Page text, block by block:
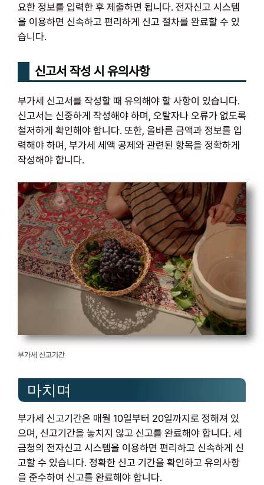
요한 정보를 입력한 후 제출하면 됩니다. 전자신고 시스템
을 이용하면 신속하고 편리하게 신고 절차를 완료할 수 있
습니다.
신고서 작성 시 유의사항
부가세 신고서를 작성할 때 유의해야 할 사항이 있습니다.
신고서는 신중하게 작성해야 하며, 오탈자나 오류가 없도록
철저하게 확인해야 합니다. 또한, 올바른 금액과 정보를 입
력해야 하며, 부가세 세액 공제와 관련된 항목을 정확하게
작성해야 합니다.
부가세 신고기간
마치며
부가세 신고기간은 매월 10일부터 20일까지로 정해져 있
으며, 신고기간을 놓치지 않고 신고를 완료해야 합니다. 세
금청의 전자신고 시스템을 이용하면 편리하고 신속하게 신
고할 수 있습니다. 정확한 신고 기간을 확인하고 유의사항
을 준수하여 신고를 완료해야 합니다.